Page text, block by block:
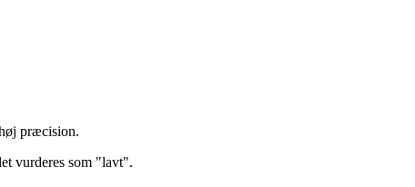
præcision.
vurderes som "lavt".